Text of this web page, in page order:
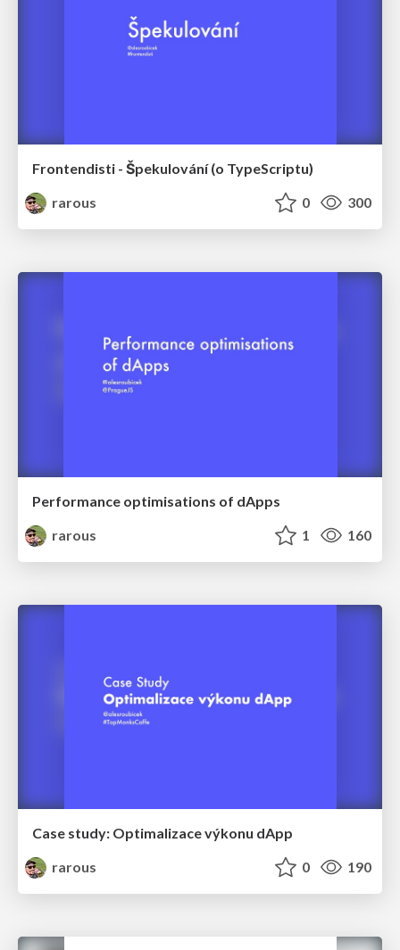
Frontendisti - Špekulování (o TypeScriptu)
rarous
0 300
Performance optimisations of dApps
rarous
1 160
Case study: Optimalizace výkonu dApp
rarous
0 190